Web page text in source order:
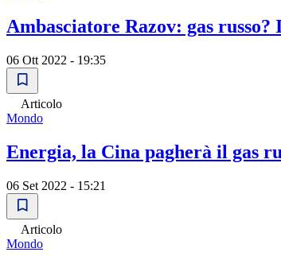
Ambasciatore Razov: gas
06 Ott 2022 - 19:35
Articolo
Mondo
Energia, la Cina pagherà il gas
06 Set 2022 - 15:21
Articolo
Mondo